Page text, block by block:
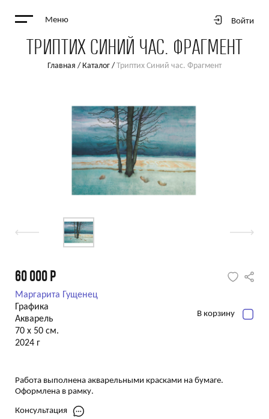
Меню Войти
ТРИПТИХ СИНИЙ ЧАС. ФРАГМЕНТ
Главная / Каталог / Триптих Синий час. Фрагмент
60 000 Р
Маргарита Гущенец
Графика
Акварель
70 х 50 см.
2024 г
В корзину
Работа выполнена акварельными красками на бумаге.
Оформлена в рамку.
Консультация